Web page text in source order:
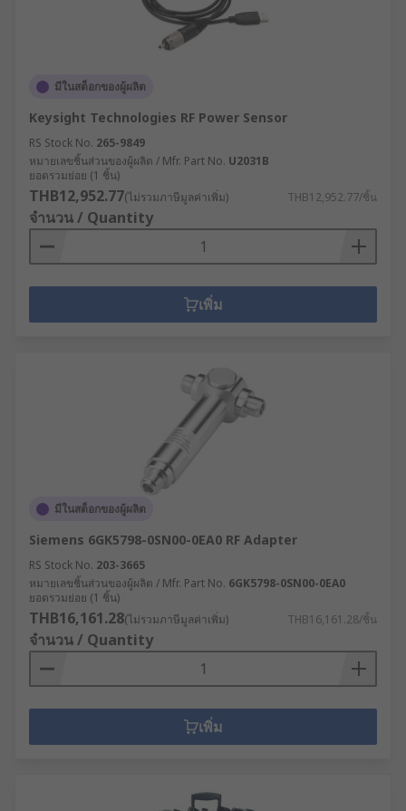
มีในสต็อกของผู้ผลิต
Keysight Technologies RF Power Sensor
RS Stock No. 265-9849
หมายเลขชิ้นส่วนของผู้ผลิต / Mfr. Part No. U2031B
ยอดรวมย่อย (1 ชิ้น)
THB12,952.77(ไม่รวมภาษีมูลค่าเพิ่ม) THB12,952.77/ชิ้น
จำนวน / Quantity
เพิ่ม
มีในสต็อกของผู้ผลิต
Siemens 6GK5798-0SN00-0EA0 RF Adapter
RS Stock No. 203-3665
หมายเลขชิ้นส่วนของผู้ผลิต / Mfr. Part No. 6GK5798-0SN00-0EA0
ยอดรวมย่อย (1 ชิ้น)
THB16,161.28(ไม่รวมภาษีมูลค่าเพิ่ม) THB16,161.28/ชิ้น
จำนวน / Quantity
เพิ่ม